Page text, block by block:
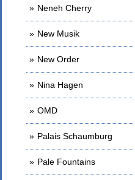
Neneh Cherry
New Musik
New Order
Nina Hagen
OMD
Palais Schaumburg
Pale Fountains